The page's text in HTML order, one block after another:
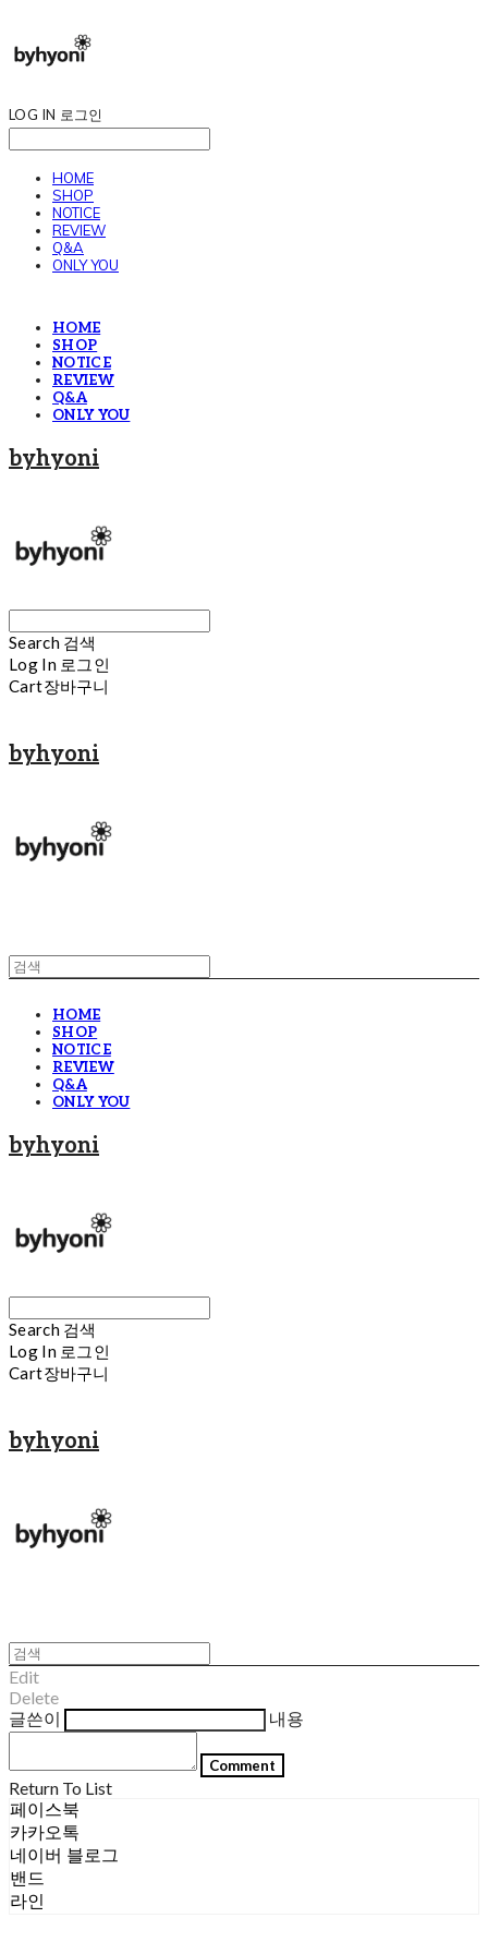
LOG IN 로그인
HOME
SHOP
NOTICE
REVIEW
Q&A
ONLY YOU
HOME
SHOP
NOTICE
REVIEW
Q&A
ONLY YOU
byhyoni
Search 검색
Log In 로그인
Cart장바구니
byhyoni
HOME
SHOP
NOTICE
REVIEW
Q&A
ONLY YOU
byhyoni
Search 검색
Log In 로그인
Cart장바구니
byhyoni
Edit
Delete
글쓴이
내용
Comment
Return To List
페이스북
카카오톡
네이버 블로그
밴드
라인